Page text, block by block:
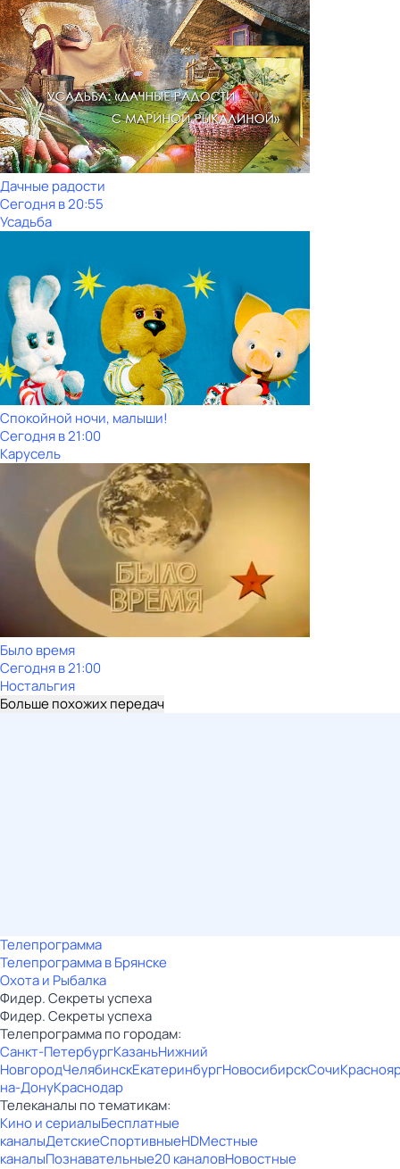
Дачные радости
Сегодня в 20:55
Усадьба
Спокойной ночи, малыши!
Сегодня в 21:00
Карусель
Было время
Сегодня в 21:00
Ностальгия
Больше похожих передач
Телепрограмма
Телепрограмма в Брянске
Охота и Рыбалка
Фидер. Секреты успеха
Фидер. Секреты успеха
Телепрограмма по городам:
Санкт-ПетербургКазаньНижний
НовгородЧелябинскЕкатеринбургНовосибирскСочи
на-ДонуКраснодар
Телеканалы по тематикам:
Кино и сериалыБесплатные
каналыДетскиеСпортивныеHDМестные
каналыПознавательные20 каналовНовостные